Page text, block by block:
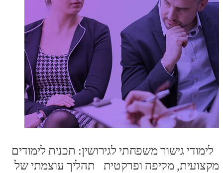
לימודי גישור משפחתי לגירושין: תכנית לימודים
מקצועית, מקיפה ופרקטית תהליך עוצמתי של